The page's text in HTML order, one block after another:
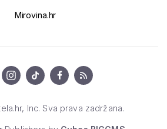
Mirovina.hr
Inc. Sva prava zadržana.